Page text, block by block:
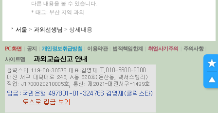
다른 내용을 볼 수 있습니다.
* 태그: 부산 지역 과외
서울 > 과외선생님 > 상세내용
PC화면 공지 개인정보취급방침 이용약관 법적책임한계 취업사기주의 주의사항
사이트맵
과외교습신고 안내